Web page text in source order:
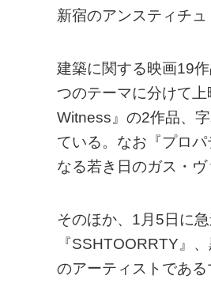
新宿のアンスティチュ
建築に関する映画19
つのテーマに分けて
Witness』の2作品、
ている。なお『プロ
なる若き日のガス・
そのほか、1月5日に
『SSHTOORRTY』
のアーティストであ